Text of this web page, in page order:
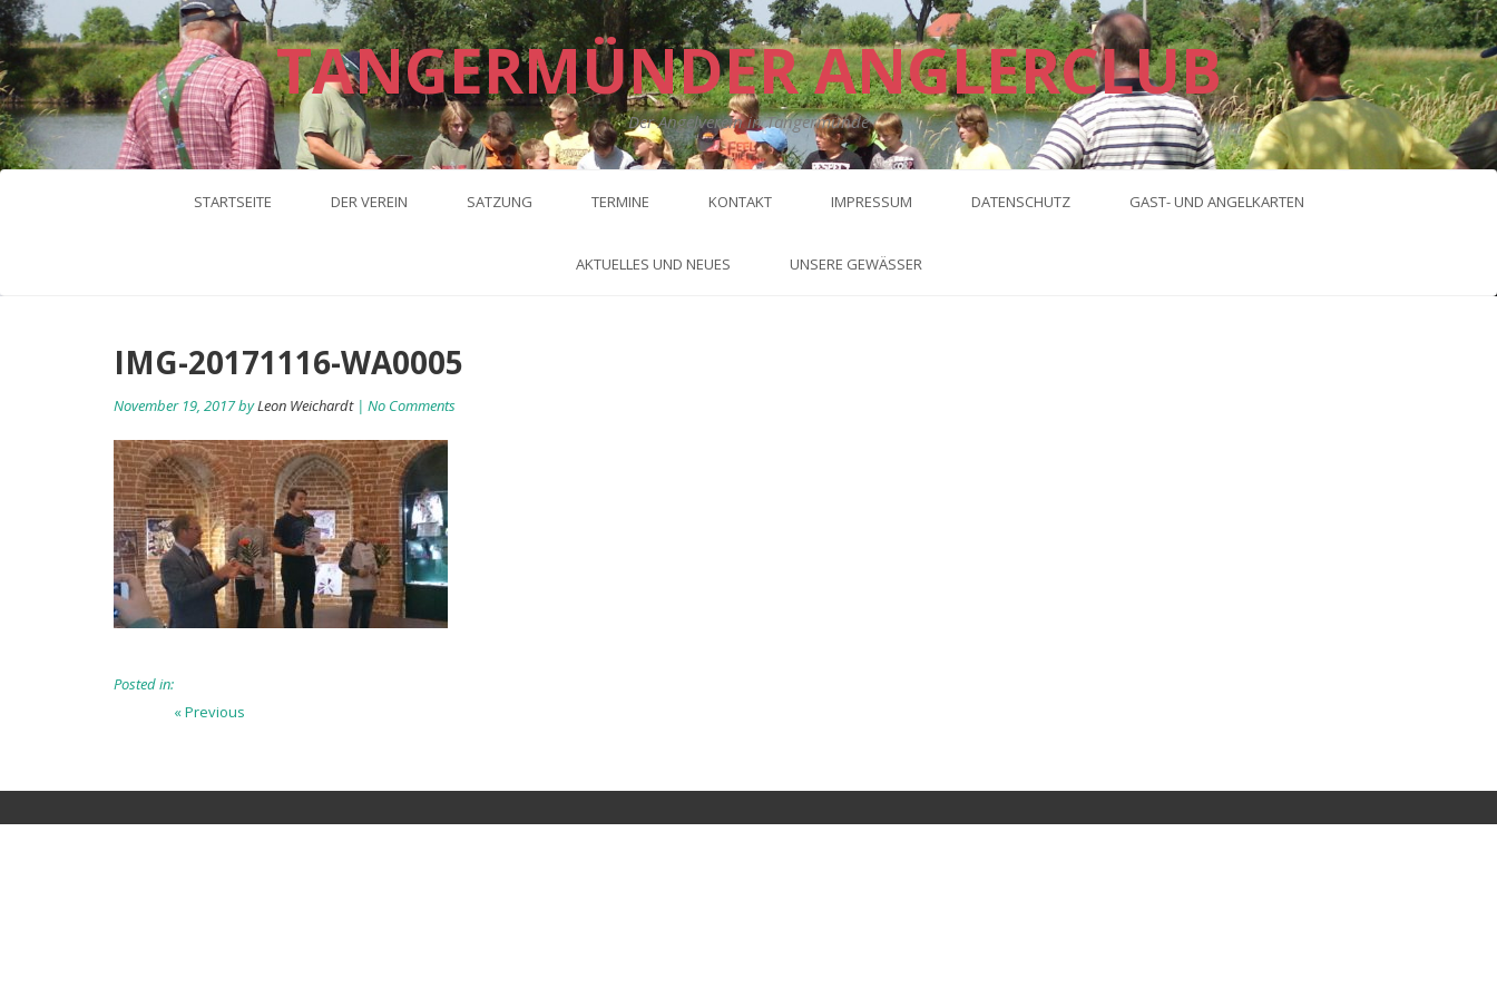
TANGERMÜNDER ANGLERCLUB
Der Angelverein in Tangermünde
STARTSEITE DER VEREIN SATZUNG TERMINE KONTAKT IMPRESSUM DATENSCHUTZ GAST- UND ANGELKARTEN
AKTUELLES UND NEUES UNSERE GEWÄSSER
IMG-20171116-WA0005
November 19, 2017 byLeon Weichardt| No Comments
Posted in:
Beitragsnavigation
« Previous